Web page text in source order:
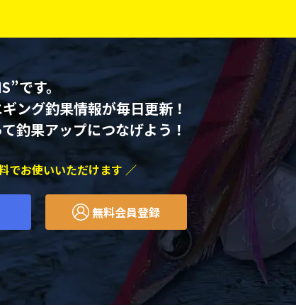
です。
ング釣果情報が毎日更新！
釣果アップにつなげよう！
でお使いいただけます ／
無料会員登録